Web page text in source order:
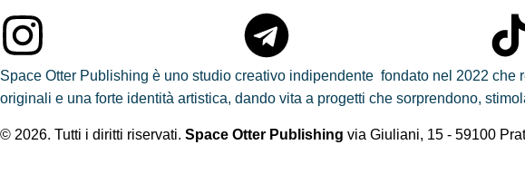
Space Otter Publishing è uno studio creativo indipendente fondato nel 2022
originali e una forte identità artistica, dando vita a progetti che sorprendono,
© 2026. Tutti i diritti riservati. Space Otter Publishing via Giuliani, 15 - 59100